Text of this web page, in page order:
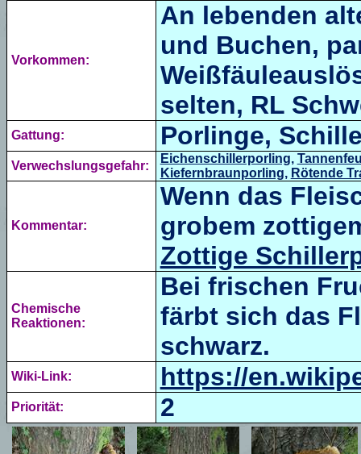
Vorkommen:
An lebenden
und Buchen,
selten, RL
Gattung: Porlinge,
Verwechslungsgefahr:
Eichenschillerporling,
Kiefernbraunporling, Rötende
Kommentar:
Wenn das
grobem
Zottige
Chemische
Reaktionen:
Bei frischen
färbt sich das
schwarz.
Wiki-Link: https://
Priorität: 2